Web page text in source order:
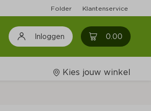
Folder Klantenservice
Inloggen 0.00 0
Kies jouw winkel